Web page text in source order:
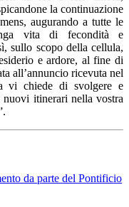
la continuazione
augurando a tutte le
vita di fecondità e
sullo scopo della cellula,
e ardore, al fine di
all’annuncio ricevuta nel
vi chiede di svolgere e
itinerari nella vostra
da parte del Pontificio